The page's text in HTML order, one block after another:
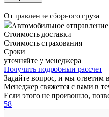
Отправление сборного груза
Автомобильное отправление
Стоимость доставки
Стоимость страхования
Сроки
уточняйте у менеджера.
Получить подробный рассчёт
Задайте вопрос, и мы ответим
Менеджер свяжется с вами в
Если этого не произошло,
58